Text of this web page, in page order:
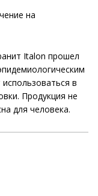
на
Italon прошел
в
Продукция не
для человека.